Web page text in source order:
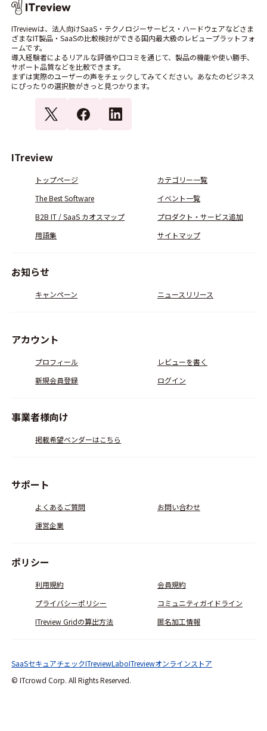
ITreviewは、法人向けSaaS・テクノロジーサービス・ハードウェアなどさま
ざまなIT製品・SaaSの比較検討ができる国内最大級のレビュープラットフォ
ームです。
導入経験者によるリアルな評価や口コミを通じて、製品の機能や使い勝手、
サポート品質などを比較できます。
まずは実際のユーザーの声をチェックしてみてください。あなたのビジネス
にぴったりの選択肢がきっと見つかります。
ITreview
トップページ
カテゴリー一覧
The Best Software
イベント一覧
B2B IT / SaaS カオスマップ
プロダクト・サービス追加
用語集
サイトマップ
お知らせ
キャンペーン ニュースリリース
アカウント
プロフィール
レビューを書く
新規会員登録
ログイン
事業者様向け
掲載希望ベンダーはこちら
サポート
よくあるご質問
お問い合わせ
運営企業
ポリシー
利用規約
会員規約
プライバシーポリシー
コミュニティガイドライン
ITreview Gridの算出方法
匿名加工情報
© ITcrowd Corp. All Rights Reserved.
SaaSセキュアチェックITreviewLaboITreviewオンラインストア